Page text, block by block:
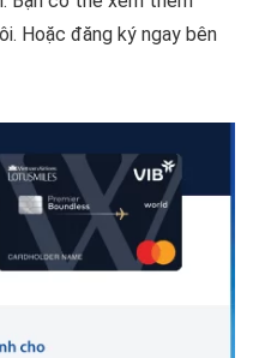
Hoặc đăng ký ngay bên